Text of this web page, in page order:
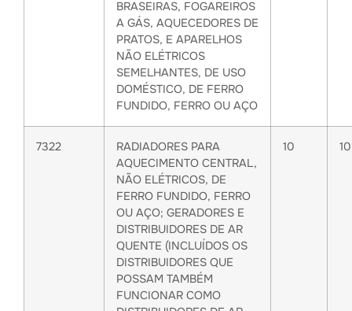
BRASEIRAS, FOGAREIROS
A GÁS, AQUECEDORES DE
PRATOS, E APARELHOS
NÃO ELÉTRICOS
SEMELHANTES, DE USO
DOMÉSTICO, DE FERRO
FUNDIDO, FERRO OU AÇO
7322
RADIADORES PARA
AQUECIMENTO CENTRAL,
NÃO ELÉTRICOS, DE
FERRO FUNDIDO, FERRO
OU AÇO; GERADORES E
DISTRIBUIDORES DE AR
QUENTE (INCLUÍDOS OS
DISTRIBUIDORES QUE
POSSAM TAMBÉM
FUNCIONAR COMO
10